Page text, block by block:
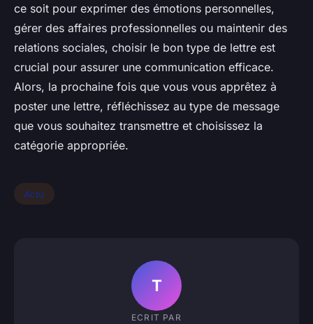
ce soit pour exprimer des émotions personnelles,
gérer des affaires professionnelles ou maintenir des
relations sociales, choisir le bon type de lettre est
crucial pour assurer une communication efficace.
Alors, la prochaine fois que vous vous apprêtez à
poster une lettre, réfléchissez au type de message
que vous souhaitez transmettre et choisissez la
catégorie appropriée.
Actu
T
ECRIT PAR